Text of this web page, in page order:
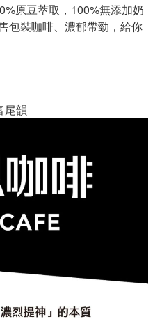
原豆萃取，100%無添加奶
包裝咖啡、濃郁帶勁，給你
尾韻